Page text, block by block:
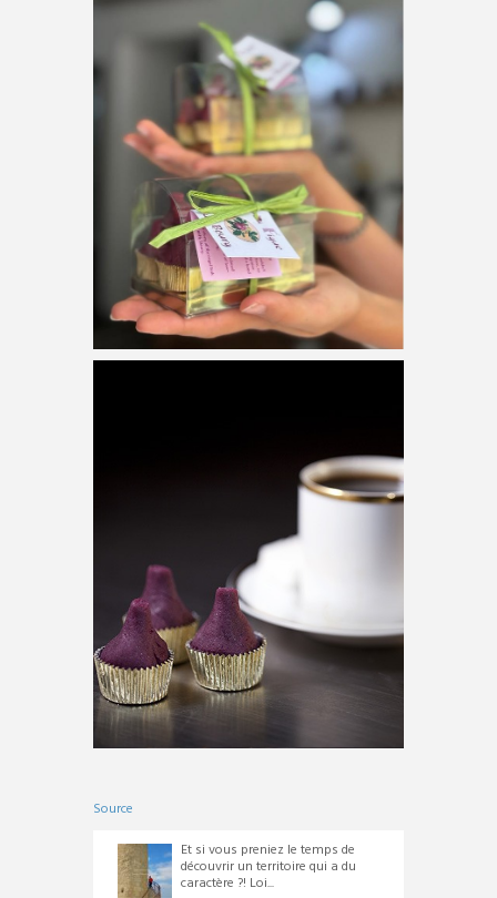
Source
Et si vous preniez le temps de
découvrir un territoire qui a du
caractère ?! Loi...